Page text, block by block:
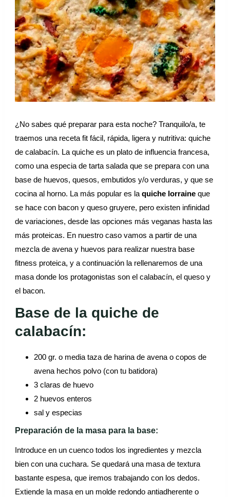
¿No sabes qué preparar para esta noche? Tranquilo/a, te
traemos una receta fit fácil, rápida, ligera y nutritiva: quiche
de calabacín. La quiche es un plato de influencia francesa,
como una especia de tarta salada que se prepara con una
base de huevos, quesos, embutidos y/o verduras, y que se
cocina al horno. La más popular es laquiche lorraineque
se hace con bacon y queso gruyere, pero existen infinidad
de variaciones, desde las opciones más veganas hasta las
más proteicas. En nuestro caso vamos a partir de una
mezcla de avena y huevos para realizar nuestra base
fitness proteica, y a continuación la rellenaremos de una
masa donde los protagonistas son el calabacín, el queso y
el bacon.
Base de la quiche de
calabacín:
200 gr. o media taza de harina de avena o copos de
avena hechos polvo (con tu batidora)
3 claras de huevo
2 huevos enteros
sal y especias
Preparación de la masa para la base:
Introduce en un cuenco todos los ingredientes y mezcla
bien con una cuchara. Se quedará una masa de textura
bastante espesa, que iremos trabajando con los dedos.
Extiende la masa en un molde redondo antiadherente o